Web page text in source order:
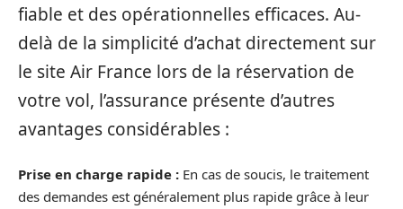
fiable et des opérationnelles efficaces. Au-
delà de la simplicité d’achat directement sur
le site Air France lors de la réservation de
votre vol, l’assurance présente d’autres
avantages considérables :
Prise en charge rapide : En cas de soucis, le traitement
des demandes est généralement plus rapide grâce à leur